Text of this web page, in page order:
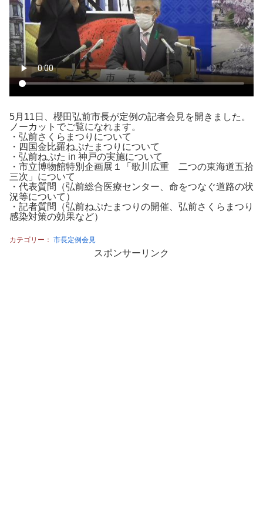
5月11日、櫻田弘前市長が定例の記者会見を開きました。
ノーカットでご覧になれます。
・弘前さくらまつりについて
・四国金比羅ねぷたまつりについて
・弘前ねぷた in 神戸の実施について
・市立博物館特別企画展１「歌川広重 二つの東海道五拾
三次」について
・代表質問（弘前総合医療センター、命をつなぐ道路の状
況等について）
・記者質問（弘前ねぷたまつりの開催、弘前さくらまつり
感染対策の効果など）
カテゴリー： 市長定例会見
スポンサーリンク